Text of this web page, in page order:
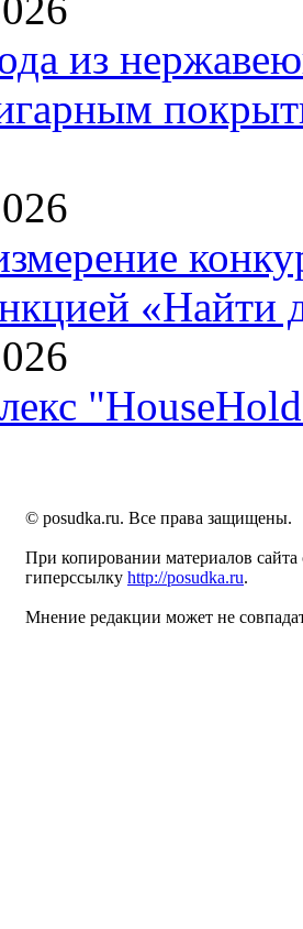
из
«Найти
© posudka.ru. Все права защищены.
При копировании материалов сайта
гиперссылку http://posudka.ru.
Мнение редакции может не